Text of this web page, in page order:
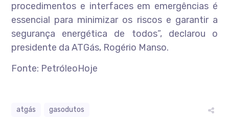
procedimentos e interfaces em emergências é
essencial para minimizar os riscos e garantir a
segurança energética de todos”, declarou o
presidente da ATGás, Rogério Manso.
Fonte: PetróleoHoje
atgás gasodutos